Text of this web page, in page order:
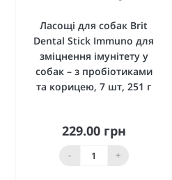
Ласощі для собак Brit
Dental Stick Immuno для
зміцнення імунітету у
собак – з пробіотиками
та корицею, 7 шт, 251 г
229.00 грн
- +